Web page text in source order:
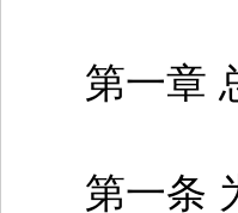
第一章
第一条